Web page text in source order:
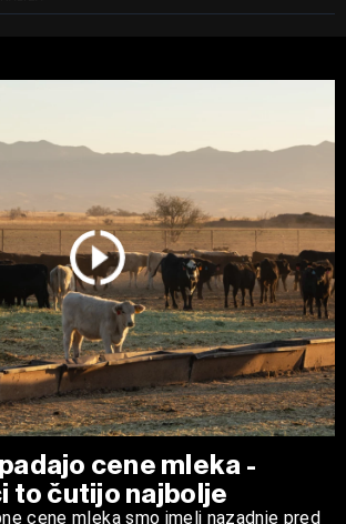
cene mleka -
to čutijo najbolje
cene mleka smo imeli nazadnje pred